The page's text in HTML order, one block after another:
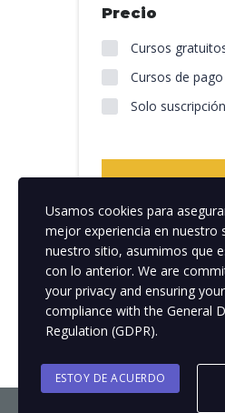
Precio
Cursos
Cursos de pago
Solo suscripción
Usamos cookies para
mejor experiencia en nuestro
nuestro sitio, asumimos que
con lo anterior. We are
your privacy and ensuring
compliance with the General
Regulation (GDPR).
ESTOY DE ACUERDO